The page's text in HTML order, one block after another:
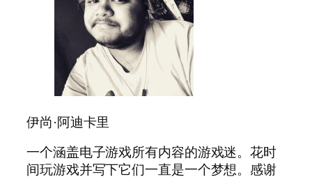
伊尚·阿迪卡里
一个涵盖电子游戏所有内容的游戏迷。花时
间玩游戏并写下它们一直是一个梦想。感谢